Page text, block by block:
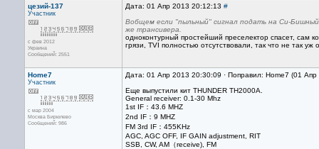
цезий-137
Участник
с фев 2012
Украина
Сообщений: 2551
Дата: 01 Апр 2013 20:12:13 #
Вобщем если "пыльный" сигнал подать на Си-
же трансивера.
одноконтурный простейший преселектор спасет, сам
грязи, TVI полностью отсутствовали, так что не так
Home7
Участник
с мар 2004
Москва Бирюлево
Сообщений: 986
Дата: 01 Апр 2013 20:30:09 · Поправил: Home7 (01
Еще выпустили кит THUNDER TH2000A.
General receiver: 0.1-30 Mhz
1st IF：43.6 MHZ
2nd IF：9 MHZ
FM 3rd IF：455KHz
AGC, AGC OFF, IF GAIN adjustment, RIT
SSB, CW, AM（receive), FM